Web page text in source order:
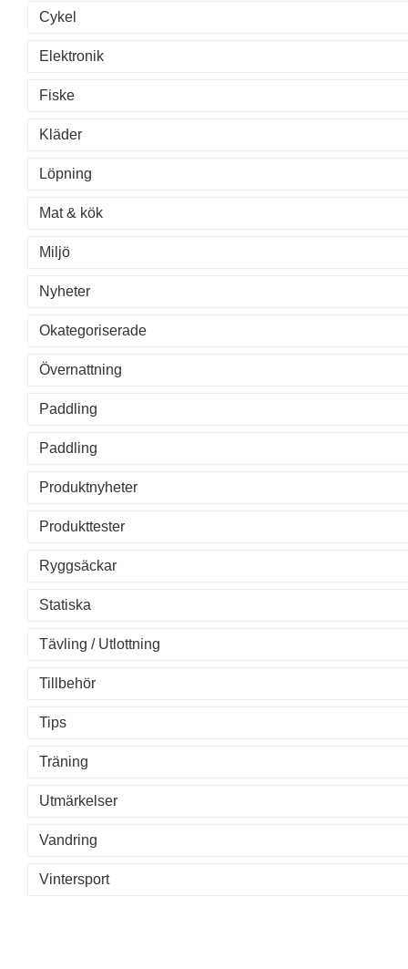
Cykel
Elektronik
Fiske
Kläder
Löpning
Mat & kök
Miljö
Nyheter
Okategoriserade
Övernattning
Paddling
Paddling
Produktnyheter
Produkttester
Ryggsäckar
Statiska
Tävling / Utlottning
Tillbehör
Tips
Träning
Utmärkelser
Vandring
Vintersport